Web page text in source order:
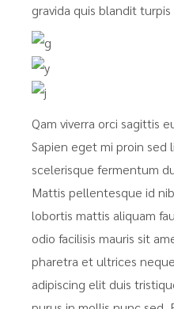
gravida quis blandit turpis
Qam viverra orci sagittis
Sapien eget mi proin sed
scelerisque fermentum
Mattis pellentesque id
lobortis mattis aliquam
odio facilisis mauris sit
pharetra et ultrices
adipiscing elit duis